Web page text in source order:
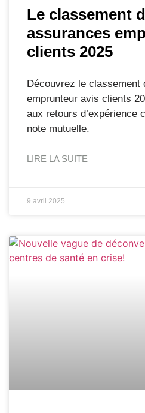
Le classement
assurances
clients 2025
Découvrez le classement
emprunteur avis clients
aux retours d’expérience
note mutuelle.
LIRE LA SUITE
9 avril 2025